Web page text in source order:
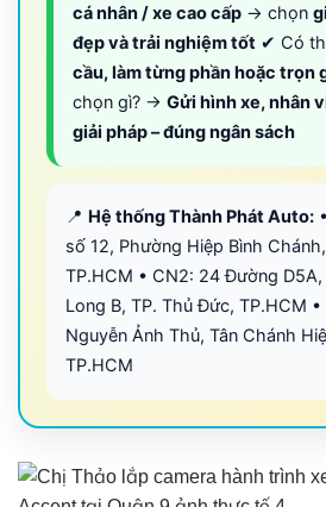
cá nhân / xe cao cấp → chọn
đẹp và trải nghiệm tốt ✔ Có
cầu, làm từng phần hoặc trọn
chọn gì? → Gửi hình xe, nhân
giải pháp – đúng ngân sách
📍 Hệ thống Thành Phát Auto:
số 12, Phường Hiệp Bình
TP.HCM • CN2: 24 Đường
Long B, TP. Thủ Đức, TP.HCM
Nguyễn Ảnh Thủ, Tân Chánh
TP.HCM